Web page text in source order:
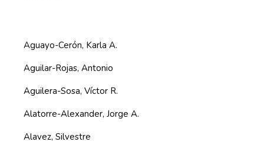
Aguayo-Cerón, Karla A.
Aguilar-Rojas, Antonio
Aguilera-Sosa, Víctor R.
Alatorre-Alexander, Jorge A.
Alavez, Silvestre